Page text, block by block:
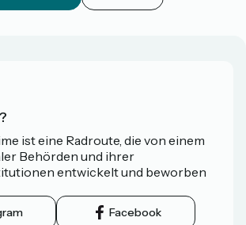
ist eine Radroute, die von einem
Behörden und ihrer
entwickelt und beworben
Facebook